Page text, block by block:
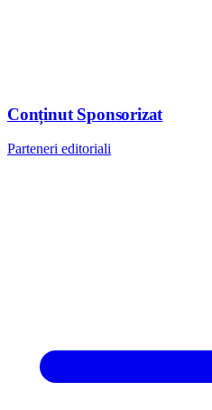
Conținut Sponsorizat
Parteneri editoriali